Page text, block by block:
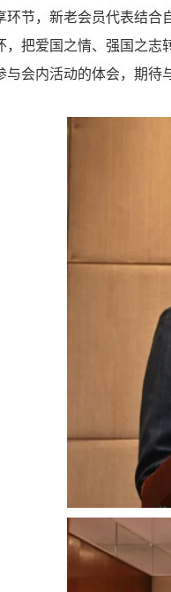
，新老会员代表结合自
，把爱国之情、强国之
与会内活动的体会，期